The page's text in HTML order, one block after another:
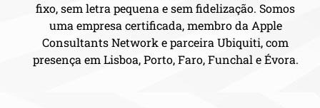
fixo, sem letra pequena e sem fidelização. Somos
uma empresa certificada, membro da Apple
Consultants Network e parceira Ubiquiti, com
presença em Lisboa, Porto, Faro, Funchal e Évora.